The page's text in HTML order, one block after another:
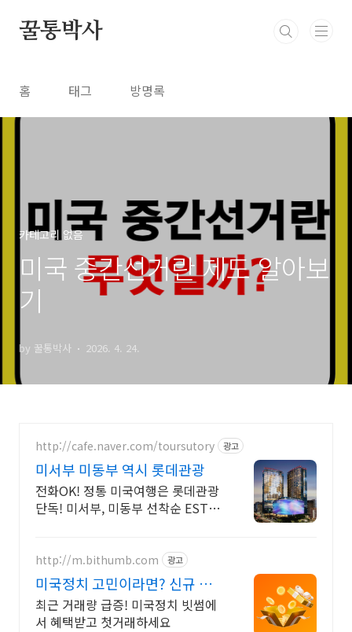
꿀통박사
홈 태그 방명록
카테고리 없음
미국 중간선거란 제도 알아보
기
by 꿀통박사 2026. 4. 24.
http://cafe.naver.com/toursutory 광고
미서부 미동부 역시 롯데관광
전화OK! 정통 미국여행은 롯데관광
단독! 미서부, 미동부 선착순 ESTA
http://m.bithumb.com 광고
미국정치 고민이라면? 신규 가
입 시 5만원 혜택
최근 거래량 급증! 미국정치 빗썸에
서 혜택받고 첫거래하세요